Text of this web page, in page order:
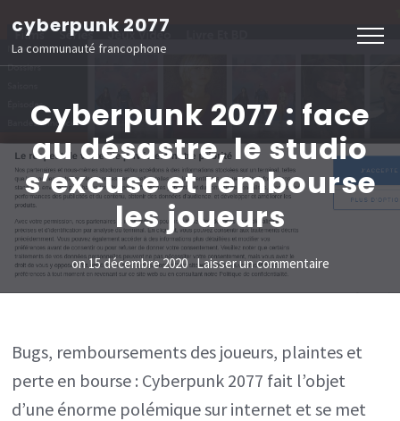
au
contenu
Entrée)
cyberpunk 2077
La communauté francophone
Cyberpunk 2077 : face
au désastre, le studio
s’excuse et rembourse
les joueurs
on15 décembre 2020 Laisser un commentairesur
Cyberpunk
:
face
au
Bugs, remboursements des joueurs, plaintes et
perte en bourse : Cyberpunk 2077 fait l’objet
d’une énorme polémique sur internet et se met